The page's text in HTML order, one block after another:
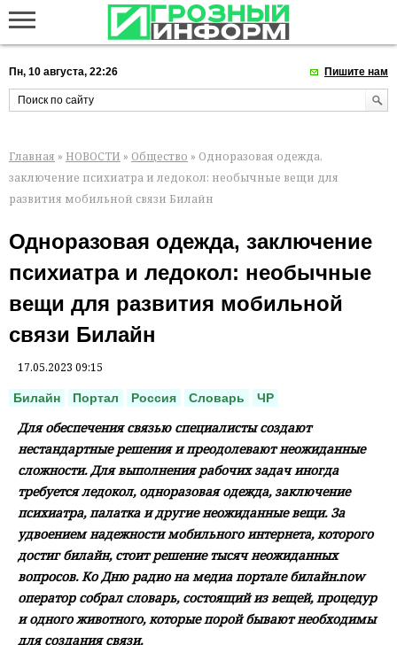
Пн, 10 августа, 22:26 Пишите нам
Главная » НОВОСТИ » Общество » Одноразовая одежда,
заключение психиатра и ледокол: необычные вещи для
развития мобильной связи Билайн
Одноразовая одежда, заключение
психиатра и ледокол: необычные
вещи для развития мобильной
связи Билайн
17.05.2023 09:15
Билайн Портал Россия Словарь ЧР
Для обеспечения связью специалисты создают
нестандартные решения и преодолевают неожиданные
сложности. Для выполнения рабочих задач иногда
требуется ледокол, одноразовая одежда, заключение
психиатра, палатка и другие неожиданные вещи. За
удвоением надежности мобильного интернета, которого
достиг билайн, стоит решение тысяч неожиданных
вопросов. Ко Дню радио на медиа портале билайн.now
оператор собрал словарь, состоящий из вещей, процедур
и одного животного, которые порой бывают необходимы
для создания связи.